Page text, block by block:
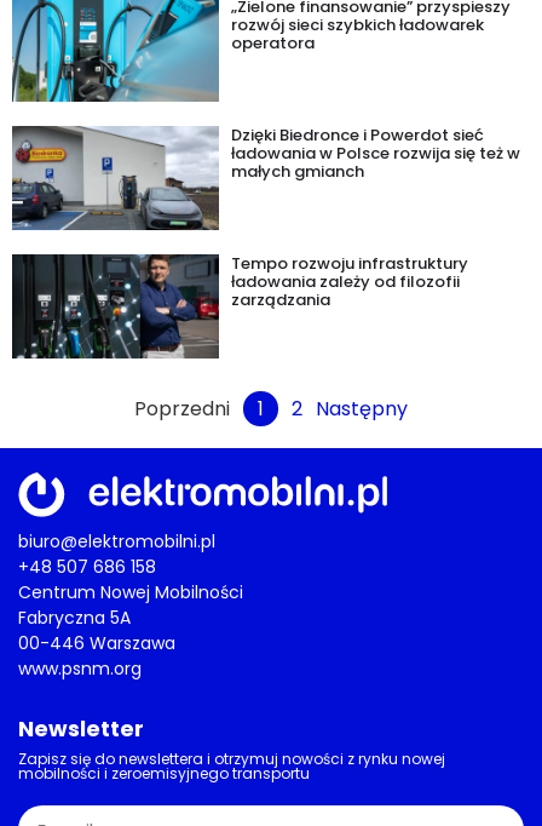
„Zielone finansowanie” przyspieszy
rozwój sieci szybkich ładowarek
operatora
Dzięki Biedronce i Powerdot sieć
ładowania w Polsce rozwija się też w
małych gmianch
Tempo rozwoju infrastruktury
ładowania zależy od filozofii
zarządzania
Poprzedni 1 2 Następny
biuro@elektromobilni.pl
+48 507 686 158
Centrum Nowej Mobilności
Fabryczna 5A
00-446 Warszawa
www.psnm.org
Newsletter
Zapisz się do newslettera i otrzymuj nowości z rynku nowej
mobilności i zeroemisyjnego transportu